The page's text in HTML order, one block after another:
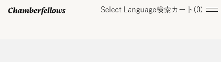
Select Language検索 カート( 0)